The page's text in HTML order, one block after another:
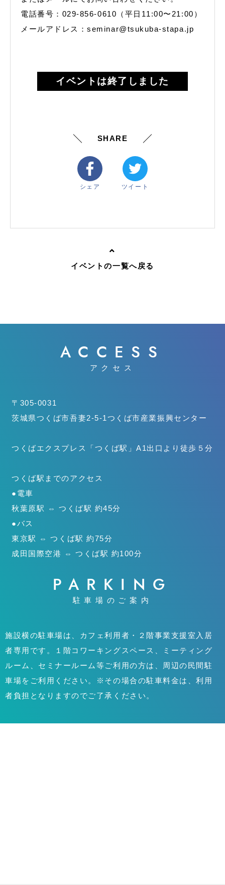
電話番号：029-856-0610（平日11:00〜21:00）
メールアドレス：seminar@tsukuba-stapa.jp
イベントは終了しました
SHARE
シェア ツイート
イベントの一覧へ戻る
ACCESS
アクセス
〒305-0031
茨城県つくば市吾妻2-5-1つくば市産業振興センター
つくばエクスプレス「つくば駅」A1出口より徒歩５分
つくば駅までのアクセス
●電車
秋葉原駅 ⇔ つくば駅 約45分
●バス
東京駅 ⇔ つくば駅 約75分
成田国際空港 ⇔ つくば駅 約100分
PARKING
駐車場のご案内
施設横の駐車場は、カフェ利用者・２階事業支援室入居
者専用です。１階コワーキングスペース、ミーティング
ルーム、セミナールーム等ご利用の方は、周辺の民間駐
車場をご利用ください。※その場合の駐車料金は、利用
者負担となりますのでご了承ください。